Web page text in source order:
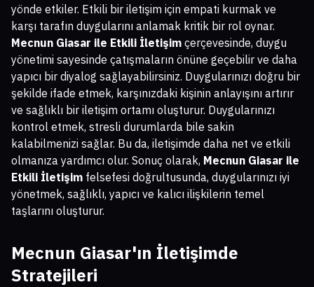
yönde etkiler. Etkili bir iletişim için empati kurmak ve
karşı tarafın duygularını anlamak kritik bir rol oynar.
Mecnun Giasar ile Etkili İletişim çerçevesinde, duygu
yönetimi sayesinde çatışmaların önüne geçebilir ve daha
yapıcı bir diyalog sağlayabilirsiniz. Duygularınızı doğru bir
şekilde ifade etmek, karşınızdaki kişinin anlayışını artırır
ve sağlıklı bir iletişim ortamı oluşturur. Duygularınızı
kontrol etmek, stresli durumlarda bile sakin
kalabilmenizi sağlar. Bu da, iletişimde daha net ve etkili
olmanıza yardımcı olur. Sonuç olarak, Mecnun Giasar ile
Etkili İletişim felsefesi doğrultusunda, duygularınızı iyi
yönetmek, sağlıklı, yapıcı ve kalıcı ilişkilerin temel
taşlarını oluşturur.
Mecnun Giasar'ın İletişimde
Stratejileri